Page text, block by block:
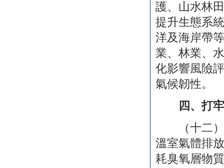
護、山水林
提升生態系
洋及海岸帶
業、林業、
化影響風險
氣候韌性。
四、打
（十二）
溫室氣體排
耗臭氧層物